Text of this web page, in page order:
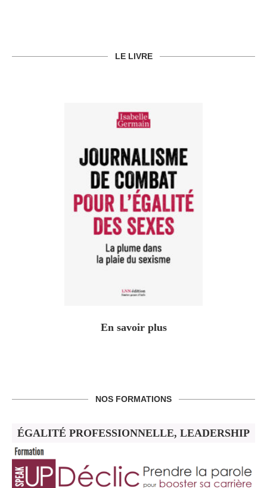
LE LIVRE
En savoir plus
NOS FORMATIONS
ÉGALITÉ PROFESSIONNELLE, LEADERSHIP